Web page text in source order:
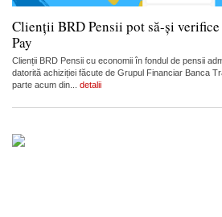
Clienții BRD Pensii pot să-și
Pay
Clienții BRD Pensii cu economii în fondul de pensii
datorită achiziției făcute de Grupul Financiar Banca
parte acum din... detalii